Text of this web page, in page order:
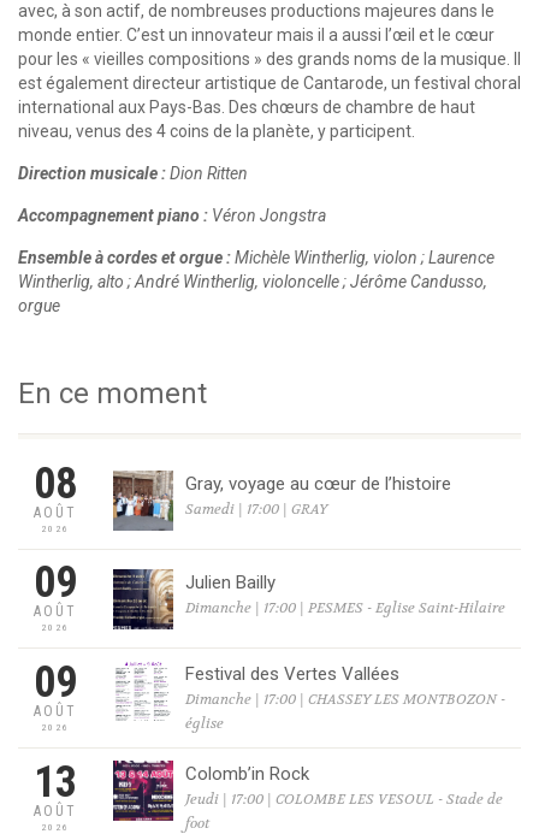
avec, à son actif, de nombreuses productions majeures dans le
monde entier. C’est un innovateur mais il a aussi l’œil et le cœur
pour les « vieilles compositions » des grands noms de la musique. Il
est également directeur artistique de Cantarode, un festival choral
international aux Pays-Bas. Des chœurs de chambre de haut
niveau, venus des 4 coins de la planète, y participent.
Direction musicale :Dion Ritten
Accompagnement piano : Véron Jongstra
Ensemble à cordes et orgue :Michèle Wintherlig, violon ; Laurence
Wintherlig, alto ; André Wintherlig, violoncelle ; Jérôme Candusso,
orgue
En ce moment
08
AOÛT
2026
Gray, voyage au cœur de l’histoire
Samedi | 17:00 | GRAY
09
AOÛT
2026
Julien Bailly
Dimanche | 17:00 | PESMES - Eglise Saint-Hilaire
09
AOÛT
2026
Festival des Vertes Vallées
Dimanche | 17:00 | CHASSEY LES MONTBOZON -
église
13
AOÛT
2026
Colomb’in Rock
Jeudi | 17:00 | COLOMBE LES VESOUL - Stade de
foot